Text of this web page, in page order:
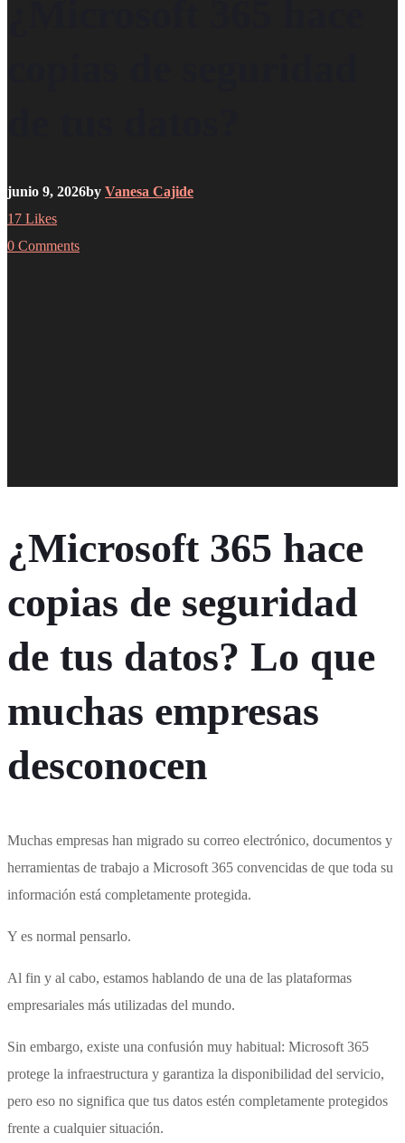
junio 9, 2026by Vanesa Cajide
17 Likes
0 Comments
¿Microsoft 365 hace
copias de seguridad
de tus datos? Lo que
muchas empresas
desconocen
Muchas empresas han migrado su correo electrónico, documentos y
herramientas de trabajo a Microsoft 365 convencidas de que toda su
información está completamente protegida.
Y es normal pensarlo.
Al fin y al cabo, estamos hablando de una de las plataformas
empresariales más utilizadas del mundo.
Sin embargo, existe una confusión muy habitual: Microsoft 365
protege la infraestructura y garantiza la disponibilidad del servicio,
pero eso no significa que tus datos estén completamente protegidos
frente a cualquier situación.